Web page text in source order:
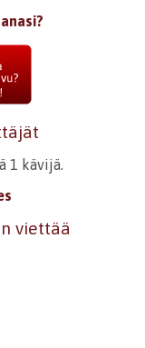
1 kävijä.
viettää